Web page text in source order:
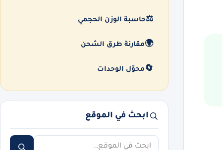
⚖️حاسبة الوزن الحجمي
🌍مقارنة طرق الشحن
🔄 محوّل الوحدات
ابحث في الموقع
ابحث